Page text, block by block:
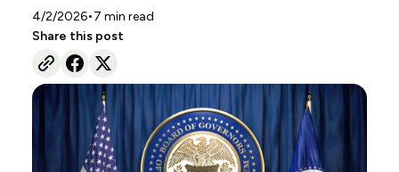
4/2/2026•7 min read
Share this post